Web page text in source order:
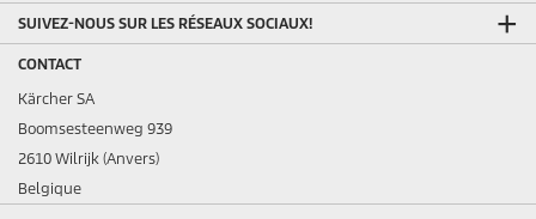
SUIVEZ-NOUS SUR LES RÉSEAUX SOCIAUX!
CONTACT
Kärcher SA
Boomsesteenweg 939
2610 Wilrijk (Anvers)
Belgique